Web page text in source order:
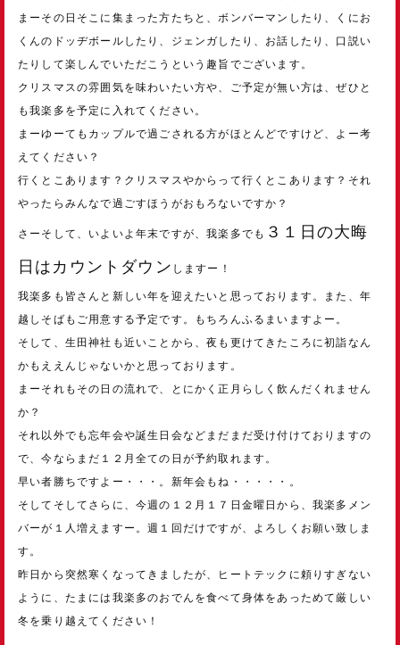
まーその日そこに集まった方たちと、ボンバーマンしたり、くにお
くんのドッヂボールしたり、ジェンガしたり、お話したり、口説い
たりして楽しんでいただこうという趣旨でございます。
クリスマスの雰囲気を味わいたい方や、ご予定が無い方は、ぜひと
も我楽多を予定に入れてください。
まーゆーてもカップルで過ごされる方がほとんどですけど、よー考
えてください？
行くとこあります？クリスマスやからって行くとこあります？それ
やったらみんなで過ごすほうがおもろないですか？
さーそして、いよいよ年末ですが、我楽多でも ３１日の大晦
日はカウントダウン しますー！
我楽多も皆さんと新しい年を迎えたいと思っております。また、年
越しそばもご用意する予定です。もちろんふるまいますよー。
そして、生田神社も近いことから、夜も更けてきたころに初詣なん
かもええんじゃないかと思っております。
まーそれもその日の流れで、とにかく正月らしく飲んだくれません
か？
それ以外でも忘年会や誕生日会などまだまだ受け付けておりますの
で、今ならまだ１２月全ての日が予約取れます。
早い者勝ちですよー・・・。新年会もね・・・・・。
そしてそしてさらに、今週の１２月１７日金曜日から、我楽多メン
バーが１人増えますー。週１回だけですが、よろしくお願い致しま
す。
昨日から突然寒くなってきましたが、ヒートテックに頼りすぎない
ように、たまには我楽多のおでんを食べて身体をあっためて厳しい
冬を乗り越えてください！